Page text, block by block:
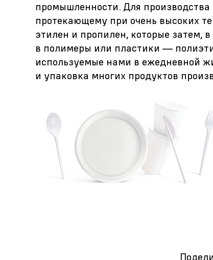
промышленности. Для
протекающему при очень высоких
этилен и пропилен, которые затем,
в полимеры или пластики —
используемые нами в ежедневной
и упаковка многих продуктов